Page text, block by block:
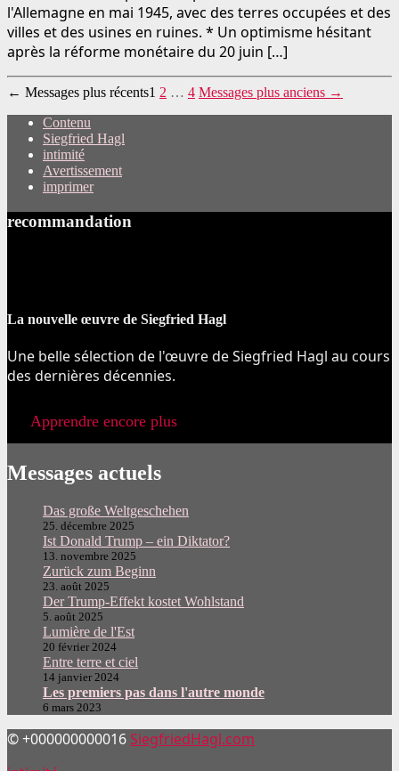
l'Allemagne en mai 1945, avec des terres occupées et des
villes et des usines en ruines. * Un optimisme hésitant
après la réforme monétaire du 20 juin […]
Pagination
des
publications
← Messages plus récents1 2 … 4 Messages plus anciens →
Contenu
Siegfried Hagl
intimité
Avertissement
imprimer
recommandation
La nouvelle œuvre de Siegfried Hagl
Une belle sélection de l'œuvre de Siegfried Hagl au cours
des dernières décennies.
Apprendre encore plus
Messages actuels
Das große Weltgeschehen
25. décembre 2025
Ist Donald Trump – ein Diktator?
13. novembre 2025
Zurück zum Beginn
23. août 2025
Der Trump-Effekt kostet Wohlstand
5. août 2025
Lumière de l'Est
20 février 2024
Entre terre et ciel
14 janvier 2024
Les premiers pas dans l'autre monde
6 mars 2023
© +000000000016 SiegfriedHagl.com